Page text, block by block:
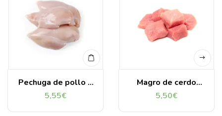
Pechuga de pollo 1
Kg
5,55€
Magro de cerdo
troceado 1 Kg
5,50€